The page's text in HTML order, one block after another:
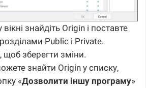
знайдіть Origin і поставте
Public і Private.
, щоб зберегти зміни.
знайти Origin у списку,
«Дозволити іншу програму»